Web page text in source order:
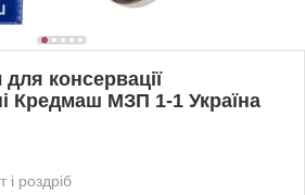
консервації
Кредмаш МЗП 1-1 Україна
і роздріб